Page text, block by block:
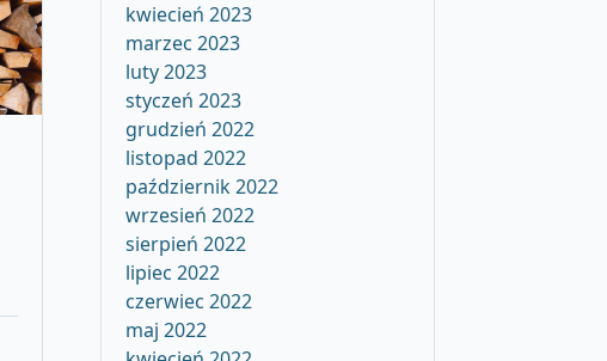
kwiecień 2023
marzec 2023
luty 2023
styczeń 2023
grudzień 2022
listopad 2022
październik 2022
wrzesień 2022
sierpień 2022
lipiec 2022
czerwiec 2022
maj 2022